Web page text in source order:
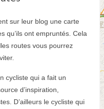
sur leur blog une carte
qu’ils ont empruntés. Cela
routes vous pourrez
cycliste qui a fait un
d’inspiration,
D’ailleurs le cycliste qui